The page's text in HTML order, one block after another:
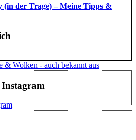
der Trage) – Meine Tipps &